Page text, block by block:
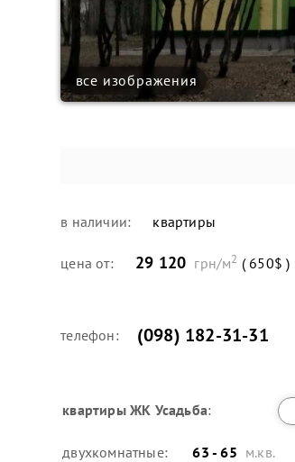
все изображения
в наличии: квартиры
цена от: 29 120 грн/м2 ( 650$ )
телефон: (098) 182-31-31
квартирыЖК Усадьба:
двухкомнатные: 63 - 65 м.кв.